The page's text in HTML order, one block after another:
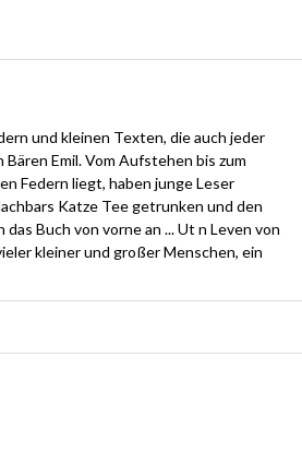
und kleinen Texten, die auch jeder
Emil. Vom Aufstehen bis zum
Federn liegt, haben junge Leser
Katze Tee getrunken und den
Buch von vorne an ... Ut n Leven von
kleiner und großer Menschen, ein